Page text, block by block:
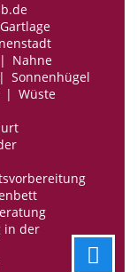
Gartlage
Nahne
Sonnenhügel
Wüste
in der